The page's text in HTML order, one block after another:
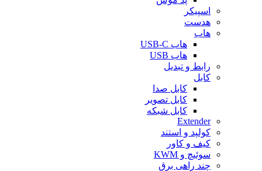
اسپیکر
هدست
هاب
هاب USB-C
هاب USB
رابط و تبدیل
کابل
کابل صدا
کابل تصویر
کابل شبکه
Extender
کولپد و استند
کیف و کاور
سوئیچ و KWM
چند راهی برق